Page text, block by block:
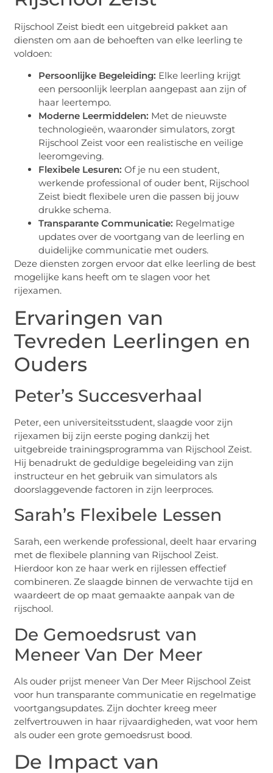
Rijschool Zeist biedt een uitgebreid pakket aan
diensten om aan de behoeften van elke leerling te
voldoen:
Persoonlijke Begeleiding: Elke leerling krijgt
een persoonlijk leerplan aangepast aan zijn of
haar leertempo.
Moderne Leermiddelen: Met de nieuwste
technologieën, waaronder simulators, zorgt
Rijschool Zeist voor een realistische en veilige
leeromgeving.
Flexibele Lesuren: Of je nu een student,
werkende professional of ouder bent, Rijschool
Zeist biedt flexibele uren die passen bij jouw
drukke schema.
Transparante Communicatie: Regelmatige
updates over de voortgang van de leerling en
duidelijke communicatie met ouders.
Deze diensten zorgen ervoor dat elke leerling de best
mogelijke kans heeft om te slagen voor het
rijexamen.
Ervaringen van
Tevreden Leerlingen en
Ouders
Peter’s Succesverhaal
Peter, een universiteitsstudent, slaagde voor zijn
rijexamen bij zijn eerste poging dankzij het
uitgebreide trainingsprogramma van Rijschool Zeist.
Hij benadrukt de geduldige begeleiding van zijn
instructeur en het gebruik van simulators als
doorslaggevende factoren in zijn leerproces.
Sarah’s Flexibele Lessen
Sarah, een werkende professional, deelt haar ervaring
met de flexibele planning van Rijschool Zeist.
Hierdoor kon ze haar werk en rijlessen effectief
combineren. Ze slaagde binnen de verwachte tijd en
waardeert de op maat gemaakte aanpak van de
rijschool.
De Gemoedsrust van
Meneer Van Der Meer
Als ouder prijst meneer Van Der Meer Rijschool Zeist
voor hun transparante communicatie en regelmatige
voortgangsupdates. Zijn dochter kreeg meer
zelfvertrouwen in haar rijvaardigheden, wat voor hem
als ouder een grote gemoedsrust bood.
De Impact van